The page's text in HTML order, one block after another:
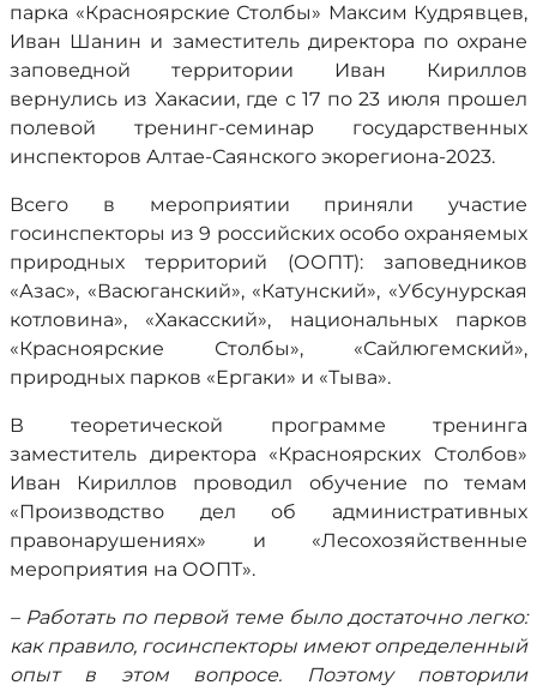
парка «Красноярские Столбы» Максим Кудрявцев,
Иван Шанин и заместитель директора по охране
заповедной территории Иван Кириллов
вернулись из Хакасии, где с 17 по 23 июля прошел
полевой тренинг-семинар государственных
инспекторов Алтае-Саянского экорегиона-2023.
Всего в мероприятии приняли участие
госинспекторы из 9 российских особо охраняемых
природных территорий (ООПТ): заповедников
«Азас», «Васюганский», «Катунский», «Убсунурская
котловина», «Хакасский», национальных парков
«Красноярские Столбы», «Сайлюгемский»,
природных парков «Ергаки» и «Тыва».
В теоретической программе тренинга
заместитель директора «Красноярских Столбов»
Иван Кириллов проводил обучение по темам
«Производство дел об административных
правонарушениях» и «Лесохозяйственные
мероприятия на ООПТ».
– Работать по первой теме было достаточно легко:
как правило, госинспекторы имеют определенный
опыт в этом вопросе. Поэтому повторили